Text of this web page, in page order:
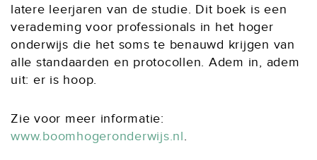
latere leerjaren van de studie. Dit boek is een
verademing voor professionals in het hoger
onderwijs die het soms te benauwd krijgen van
alle standaarden en protocollen. Adem in, adem
uit: er is hoop.
Zie voor meer informatie:
www.boomhogeronderwijs.nl.